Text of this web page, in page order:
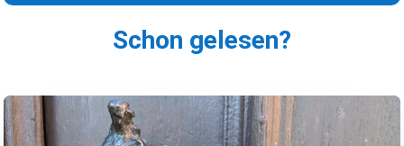
Schon gelesen?